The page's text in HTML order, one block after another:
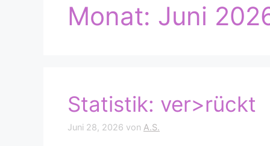
Monat: Juni
Statistik: ver>rückt
Juni 28, 2026 von A.S.